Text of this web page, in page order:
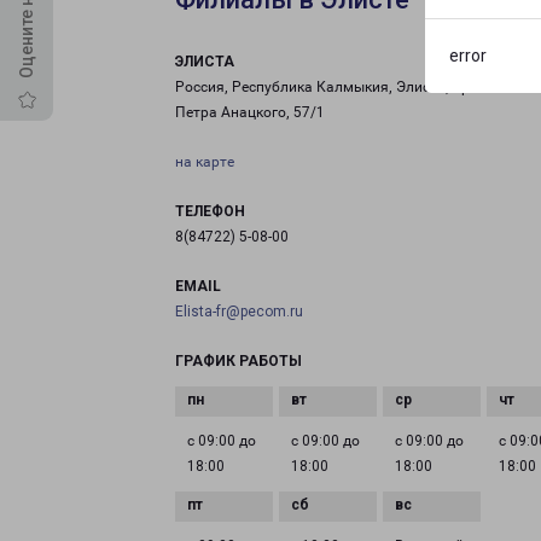
error
ЭЛИСТА
Россия, Республика Калмыкия, Элиста, проспект
Петра Анацкого, 57/1
на карте
ТЕЛЕФОН
8(84722) 5-08-00
EMAIL
Elista-fr@pecom.ru
ГРАФИК РАБОТЫ
с 09:00 до
18:00
с 09:00 до
18:00
с 09:00 до
18:00
с
18:00